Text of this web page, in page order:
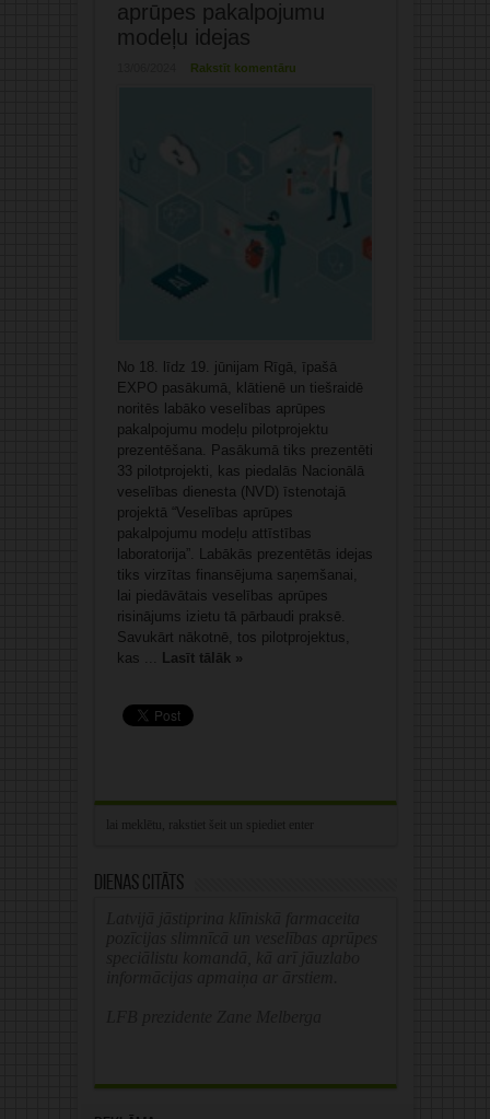
aprūpes pakalpojumu
modeļu idejas
Rakstīt komentāru
No 18. līdz 19. jūnijam Rīgā, īpašā
EXPO pasākumā, klātienē un tiešraidē
noritēs labāko veselības aprūpes
pakalpojumu modeļu pilotprojektu
prezentēšana. Pasākumā tiks prezentēti
33 pilotprojekti, kas piedalās Nacionālā
veselības dienesta (NVD) īstenotajā
projektā “Veselības aprūpes
pakalpojumu modeļu attīstības
laboratorija”. Labākās prezentētās idejas
tiks virzītas finansējuma saņemšanai,
lai piedāvātais veselības aprūpes
risinājums izietu tā pārbaudi praksē.
Savukārt nākotnē, tos pilotprojektus,
kas ... Lasīt tālāk »
Dienas citāts